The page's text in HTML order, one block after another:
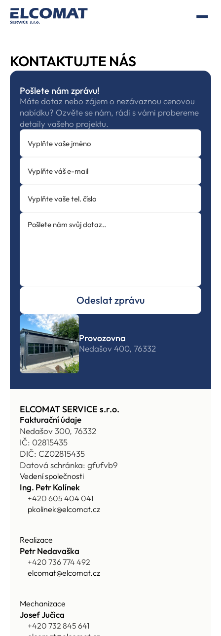
KONTAKTUJTE NÁS
ELCOMAT SERVICE s.r.o.
Fakturační údaje
Nedašov 300, 76332
IČ: 02815435
DIČ: CZ02815435
Datová schránka: gfufvb9
Vedení společnosti
Ing. Petr Kolínek
+420 605 404 041
pkolinek@elcomat.cz
Realizace
Petr Nedavaška
+420 736 774 492
elcomat@elcomat.cz
Mechanizace
Josef Jučica
+420 732 845 641
Pošlete nám zprávu!
Máte dotaz nebo zájem o nezávaznou cenovou
nabídku? Ozvěte se nám, rádi s vámi probereme
detaily vašeho projektu.
Odeslat zprávu
Provozovna
Nedašov 400, 76332